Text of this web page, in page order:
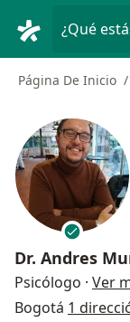
¿Qué
Página De Inicio
Dr. Andres
Psicólogo · Ver
Bogotá 1